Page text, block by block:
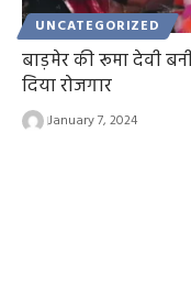
UNCATEGORIZED
बाड़मेर की रूमा देवी
दिया रोजगार
January 7, 2024